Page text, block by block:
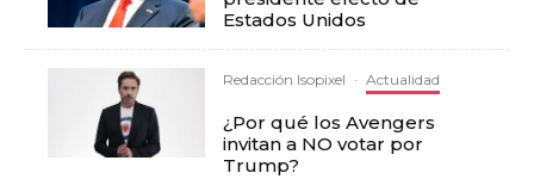
Estados Unidos
Redacción Isopixel · Actualidad
¿Por qué los Avengers
invitan a NO votar por
Trump?